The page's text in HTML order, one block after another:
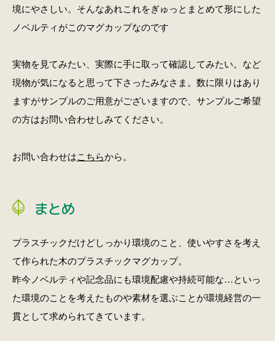
境にやさしい。そんなあれこれをぎゅっとまとめて形にした
ノベルティがこのマグカップなのです
実物を見てみたい、実際に手に取って確認してみたい。など
現物が気になると思って下さったみなさま。数に限りはあり
ますがサンプルのご用意がございますので、サンプルご希望
の方はお問い合わせしみてください。
お問い合わせはこちらから。
まとめ
プラスチックだけどしっかり環境のこと、使いやすさを考え
て作られた木のプラスチックマグカップ。
昨今ノベルティや記念品にも環境配慮や持続可能な…といっ
た環境のことを考えたものや素材を選ぶことが環境経営の一
貫として求められてきています。